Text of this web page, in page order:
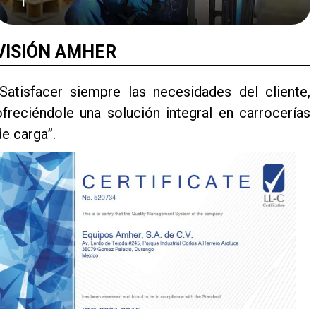
AMHER
siempre las necesidades del cliente,
una solución integral en carrocerías
carga”.